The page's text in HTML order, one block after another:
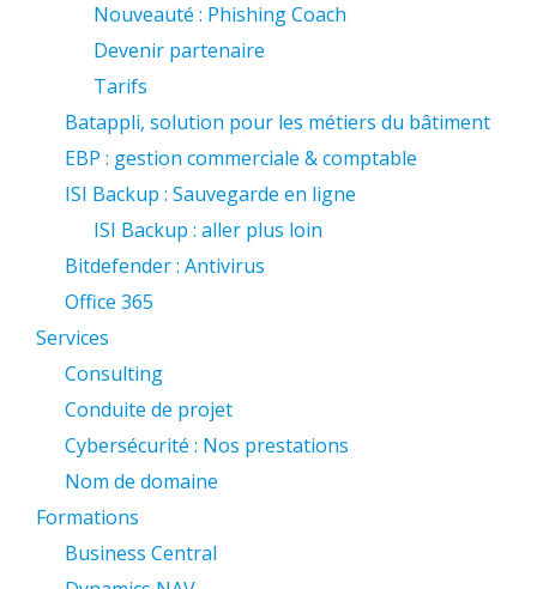
Nouveauté : Phishing Coach
Devenir partenaire
Tarifs
Batappli, solution pour les métiers du bâtiment
EBP : gestion commerciale & comptable
ISI Backup : Sauvegarde en ligne
ISI Backup : aller plus loin
Bitdefender : Antivirus
Office 365
Services
Consulting
Conduite de projet
Cybersécurité : Nos prestations
Nom de domaine
Formations
Business Central